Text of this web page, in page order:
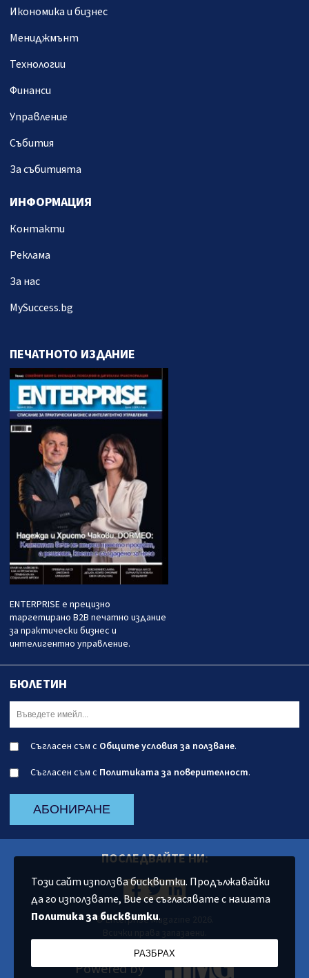
Икономика и бизнес
Мениджмънт
Технологии
Финанси
Управление
Събития
За събитията
ИНФОРМАЦИЯ
Контакти
Реклама
За нас
MySuccess.bg
ПЕЧАТНОТО ИЗДАНИЕ
ENTERPRISE е прецизно
таргетирано B2B печатно издание
за практически бизнес и
интелигентно управление.
БЮЛЕТИН
Съгласен съм с Общите условия за ползване.
Съгласен съм с Политиката за поверителност.
АБОНИРАНЕ
ПОСЛЕДВАЙТЕ НИ:
© Enterprise Magazine 2026.
Powered by
Този сайт използва бисквитки. Продължавайки
да го използвате, Вие се съгласявате с нашата
Политика за бисквитки.
РАЗБРАХ